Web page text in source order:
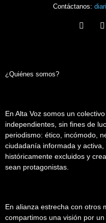
Contáctanos:
¿Quiénes somos?
En Alta Voz somos un
independientes, sin fines de
periodismo: ético, incómodo,
ciudadanía informada y
históricamente excluidos y
sean protagonistas.
En alianza estrecha con otros
compartimos una visión por